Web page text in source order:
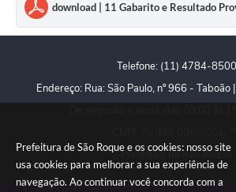
Prefeitura de São Roque e os cookies: nosso site
usa cookies para melhorar a sua experiência de
navegação. Ao continuar você concorda com a
download | 11 Gabarito e Resultado
Telefone: (11) 4784-8500
Endereço: Rua: São Paulo, nº 966 -
Prefeitura de São Roque